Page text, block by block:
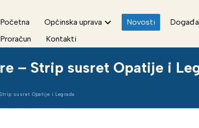
Početna Općinska uprava Novosti
Proračun
Kontakti
– Strip susret Opatije i
susret Opatije i Legrada